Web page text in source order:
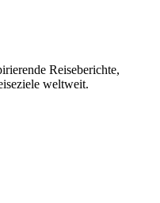
Reiseberichte,
weltweit.